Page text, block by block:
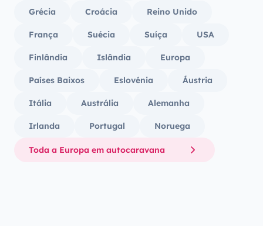
Grécia Croácia Reino Unido
França Suécia Suíça USA
Finlândia Islândia Europa
Países Baixos Eslovénia Áustria
Itália Austrália Alemanha
Irlanda Portugal Noruega
Toda a Europa em autocaravana